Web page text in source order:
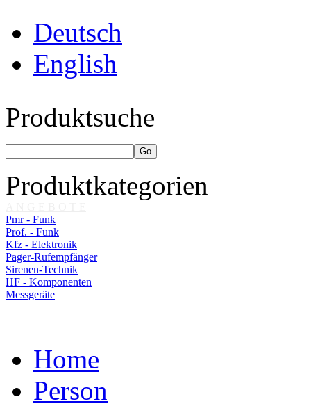
Deutsch
English
Produktsuche
Produktkategorien
Pmr - Funk
Prof. - Funk
Kfz - Elektronik
Pager-Rufempfänger
Sirenen-Technik
HF - Komponenten
Messgeräte
Home
Person